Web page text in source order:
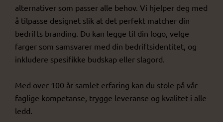
alternativer som passer alle behov. Vi hjelper deg med
å tilpasse designet slik at det perfekt matcher din
bedrifts branding. Du kan legge til din logo, velge
farger som samsvarer med din bedriftsidentitet, og
inkludere spesifikke budskap eller slagord.
Med over 100 år samlet erfaring kan du stole på vår
faglige kompetanse, trygge leveranse og kvalitet i alle
ledd.